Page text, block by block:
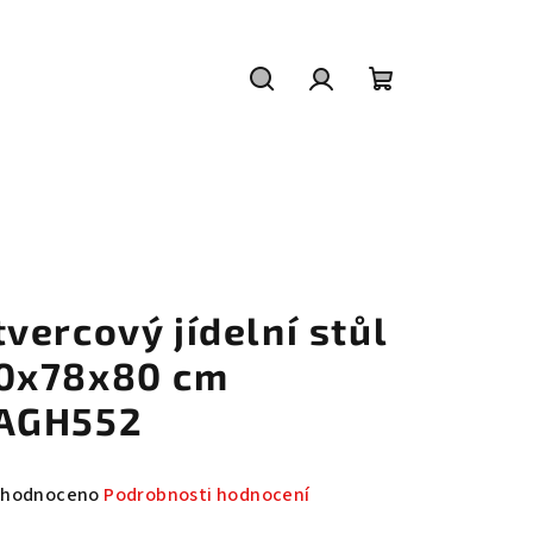
jídelní stůl
cm
Podrobnosti hodnocení